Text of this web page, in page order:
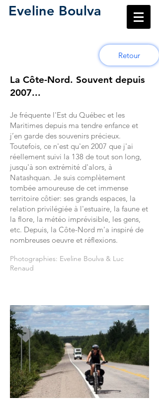
Eveline Boulva
Retour
La Côte-Nord. Souvent depuis
2007...
Je fréquente l'Est du Québec et les
Maritimes depuis ma tendre enfance et
j’en garde des souvenirs précieux.
Toutefois, ce n'est qu'en 2007 que j'ai
réellement suivi la 138 de tout son long,
jusqu'à son extrémité d'alors, à
Natashquan. Je suis complètement
tombée amoureuse de cet immense
territoire côtier: ses grands espaces, la
relation privilégiée à l'estuaire, la faune et
la flore, la météo imprévisible, les gens,
etc. Depuis, la Côte-Nord m'a inspiré de
nombreuses oeuvre et réflexions.
Photographies: Eveline Boulva & Luc
Renaud